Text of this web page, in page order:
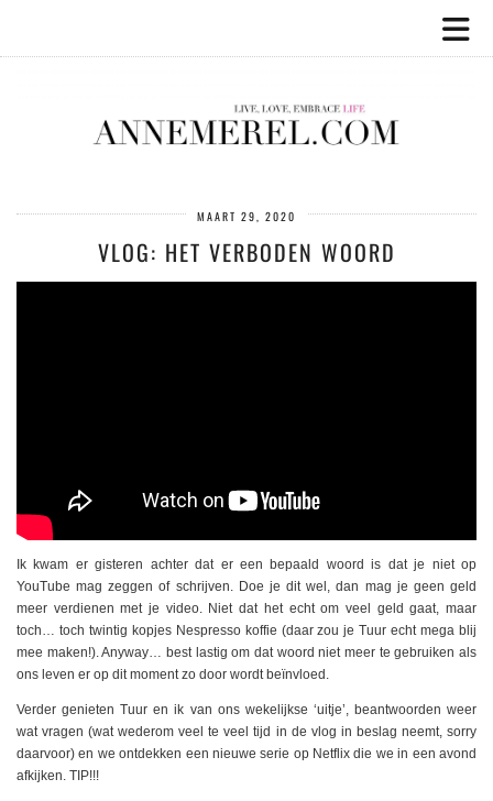
MAART 29, 2020
VLOG: HET VERBODEN WOORD
Ik kwam er gisteren achter dat er een bepaald woord is dat je niet op
YouTube mag zeggen of schrijven. Doe je dit wel, dan mag je geen geld
meer verdienen met je video. Niet dat het echt om veel geld gaat, maar
toch… toch twintig kopjes Nespresso koffie (daar zou je Tuur echt mega blij
mee maken!). Anyway… best lastig om dat woord niet meer te gebruiken als
ons leven er op dit moment zo door wordt beïnvloed.
Verder genieten Tuur en ik van ons wekelijkse ‘uitje’, beantwoorden weer
wat vragen (wat wederom veel te veel tijd in de vlog in beslag neemt, sorry
daarvoor) en we ontdekken een nieuwe serie op Netflix die we in een avond
afkijken. TIP!!!